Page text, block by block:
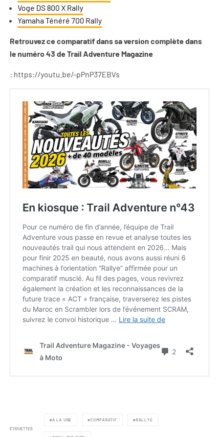
Voge DS 800 X Rally
Yamaha Ténéré 700 Rally
Retrouvez ce comparatif dans sa version complète dans
le numéro 43 de Trail Adventure Magazine
: https://youtu.be/-pPnP37EBVs
ÉTIQUETTES
A LA UNE COMPARATIF RALLYE